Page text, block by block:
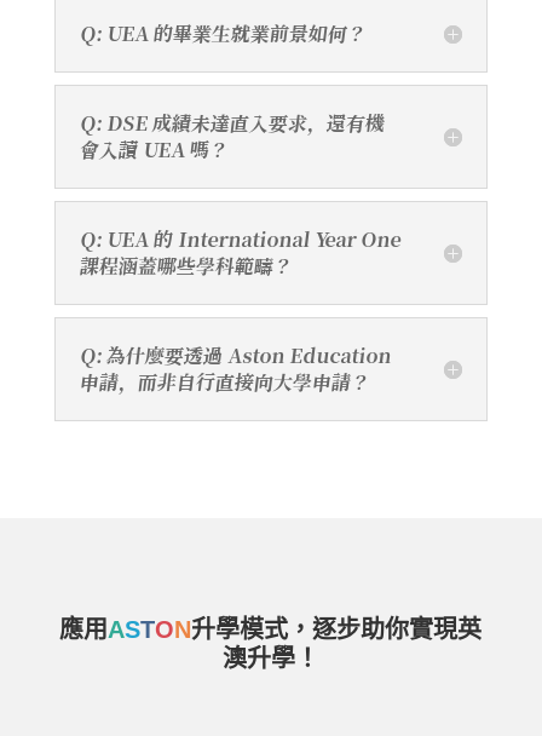
Q: UEA 的畢業生就業前景如何？
Q: DSE 成績未達直入要求，還有機
會入讀 UEA 嗎？
Q: UEA 的 International Year One
課程涵蓋哪些學科範疇？
Q: 為什麼要透過 Aston Education
申請，而非自行直接向大學申請？
應用ASTON升學模式，逐步助你實現英
澳升學！